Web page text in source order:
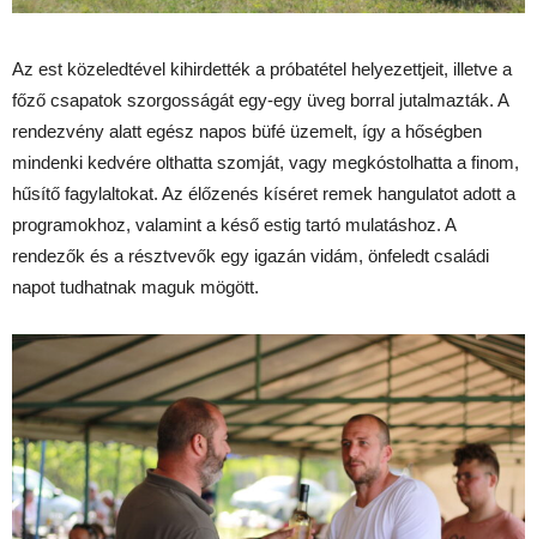
Az est közeledtével kihirdették a próbatétel helyezettjeit, illetve a
főző csapatok szorgosságát egy-egy üveg borral jutalmazták. A
rendezvény alatt egész napos büfé üzemelt, így a hőségben
mindenki kedvére olthatta szomját, vagy megkóstolhatta a finom,
hűsítő fagylaltokat. Az élőzenés kíséret remek hangulatot adott a
programokhoz, valamint a késő estig tartó mulatáshoz. A
rendezők és a résztvevők egy igazán vidám, önfeledt családi
napot tudhatnak maguk mögött.